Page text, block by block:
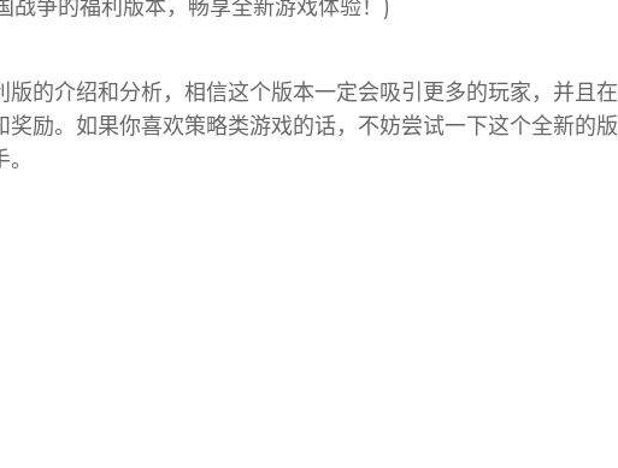
版的介绍和分析，相信这个版本一定会吸引更多的玩家，并且在
励。如果你喜欢策略类游戏的话，不妨尝试一下这个全新的版